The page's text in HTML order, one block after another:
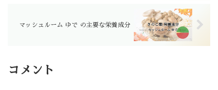
マッシュルーム ゆで の主要な栄養成分
コメント